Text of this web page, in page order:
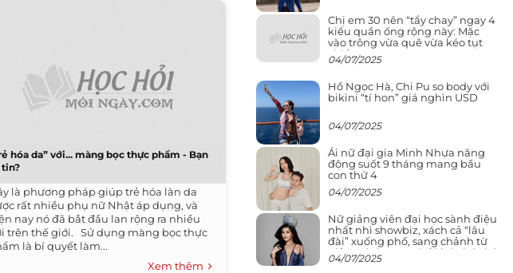
hóa da” với... màng bọc thực phẩm - Bạn
tin?
là phương pháp giúp trẻ hóa làn da
rất nhiều phụ nữ Nhật áp dụng, và
nay nó đã bắt đầu lan rộng ra nhiều
trên thế giới. Sử dụng màng bọc thực
là bí quyết làm...
Xem thêm
Chị em 30 nên “tẩy chay” ngay 4
kiểu quần ống rộng này: Mặc
vào trông vừa quê vừa kéo tụt
chiều cao
04/07/2025
Hồ Ngọc Hà, Chi Pu so body với
bikini “tí hon” giá nghìn USD
04/07/2025
Ái nữ đại gia Minh Nhựa năng
động suốt 9 tháng mang bầu
con thứ 4
04/07/2025
Nữ giảng viên đại học sành điệu
nhất nhì showbiz, xách cả “lâu
đài” xuống phố, sang chảnh từ
giảng đường ra phố khó ai đọ lại
04/07/2025